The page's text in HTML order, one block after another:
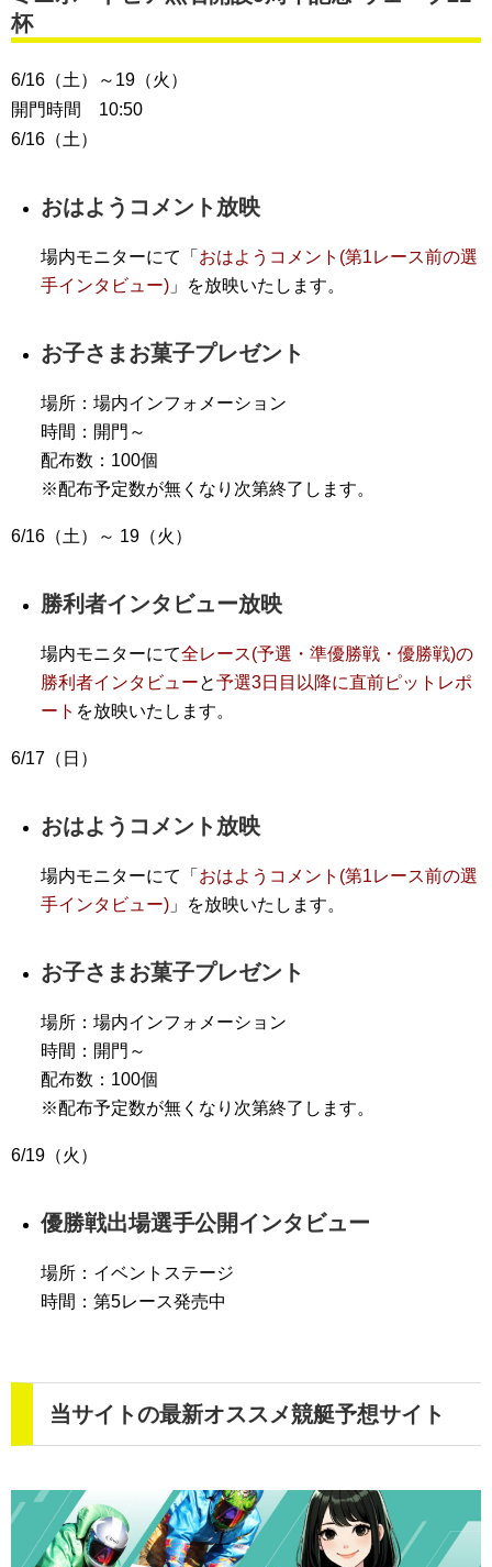
杯
6/16（土）～19（火）
開門時間 10:50
6/16（土）
おはようコメント放映
場内モニターにて「 おはようコメント(第1レース前の選
手インタビュー) 」を放映いたします。
お子さまお菓子プレゼント
場所：場内インフォメーション
時間：開門～
配布数：100個
※配布予定数が無くなり次第終了します。
6/16（土）～ 19（火）
勝利者インタビュー放映
場内モニターにて全レース(予選・準優勝戦・優勝戦)の
勝利者インタビューと予選3日目以降に直前ピットレポ
ート を放映いたします。
6/17（日）
おはようコメント放映
場内モニターにて「 おはようコメント(第1レース前の選
手インタビュー) 」を放映いたします。
お子さまお菓子プレゼント
場所：場内インフォメーション
時間：開門～
配布数：100個
※配布予定数が無くなり次第終了します。
6/19（火）
優勝戦出場選手公開インタビュー
場所：イベントステージ
時間：第5レース発売中
当サイトの最新オススメ競艇予想サイト